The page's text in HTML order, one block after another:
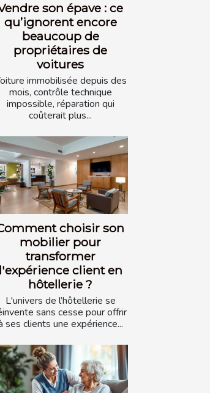
son épave : ce
qu’ignorent encore
beaucoup de
propriétaires de
voitures
immobilisée depuis des
mois, contrôle technique
impossible, réparation qui
coûterait plus...
choisir son
mobilier pour
transformer
l'expérience client en
hôtellerie ?
L'univers de l’hôtellerie se
sans cesse pour offrir
ses clients une expérience...